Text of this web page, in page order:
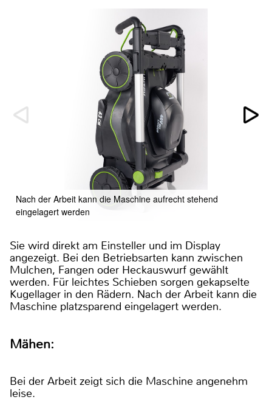
Nach der Arbeit kann die Maschine aufrecht stehend
eingelagert werden
Sie wird direkt am Einsteller und im Display
angezeigt. Bei den Betriebsarten kann zwischen
Mulchen, Fangen oder Heckauswurf gewählt
werden. Für leichtes Schieben sorgen gekapselte
Kugellager in den Rädern. Nach der Arbeit kann die
Maschine platzsparend eingelagert werden.
Mähen:
Bei der Arbeit zeigt sich die Maschine angenehm
leise.